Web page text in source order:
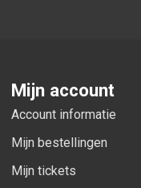
Mijn account
Account informatie
Mijn bestellingen
Mijn tickets